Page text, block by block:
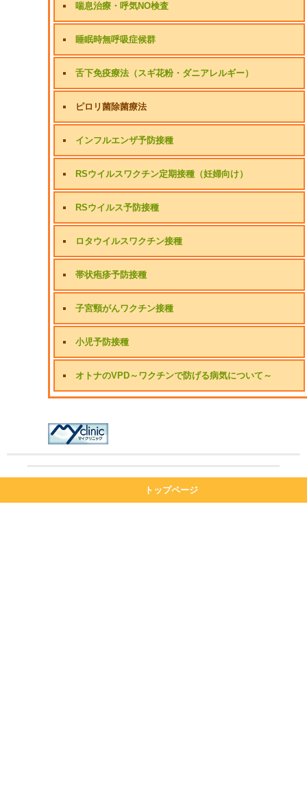
喘息治療・呼気NO検査
睡眠時無呼吸症候群
舌下免疫療法（スギ花粉・ダニアレルギー）
ピロリ菌除菌療法
インフルエンザ予防接種
RSウイルスワクチン定期接種（妊婦向け）
RSウイルス予防接種
ロタウイルスワクチン接種
帯状疱疹予防接種
子宮頸がんワクチン接種
小児予防接種
オトナのVPD～ワクチンで防げる病気について～
トップページ